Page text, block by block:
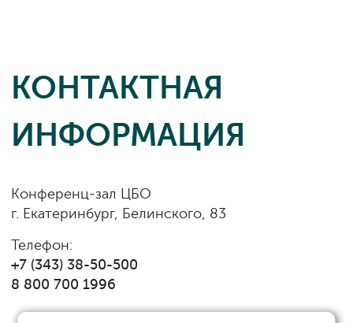
КОНТАКТНАЯ
ИНФОРМАЦИЯ
Конференц-зал ЦБО
г. Екатеринбург, Белинского, 83
Телефон:
+7 (343) 38-50-500
8 800 700 1996